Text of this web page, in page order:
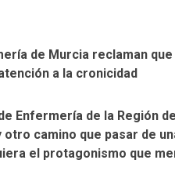
de Murcia reclaman
a la cronicidad
Enfermería de la Región
otro camino que pasar de
el protagonismo que